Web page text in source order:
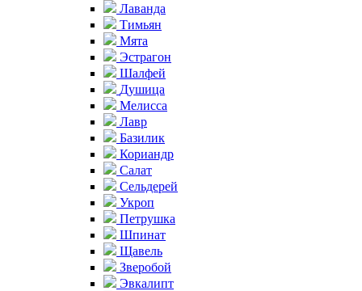
Лаванда
Тимьян
Мята
Эстрагон
Шалфей
Душица
Мелисса
Лавр
Базилик
Кориандр
Салат
Сельдерей
Укроп
Петрушка
Шпинат
Щавель
Зверобой
Эвкалипт